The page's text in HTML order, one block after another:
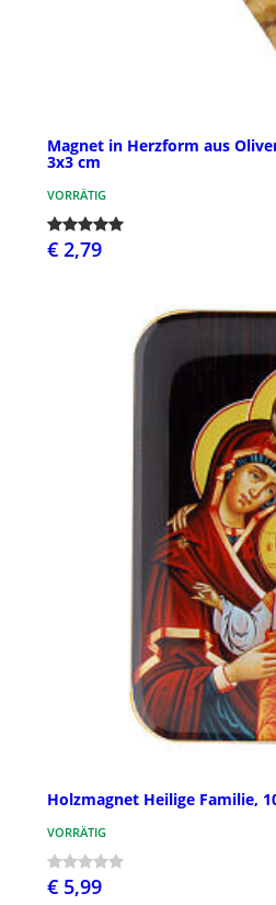
Magnet in Herzform aus
3x3 cm
VORRÄTIG
€ 2,79
Holzmagnet Heilige Familie,
VORRÄTIG
€ 5,99